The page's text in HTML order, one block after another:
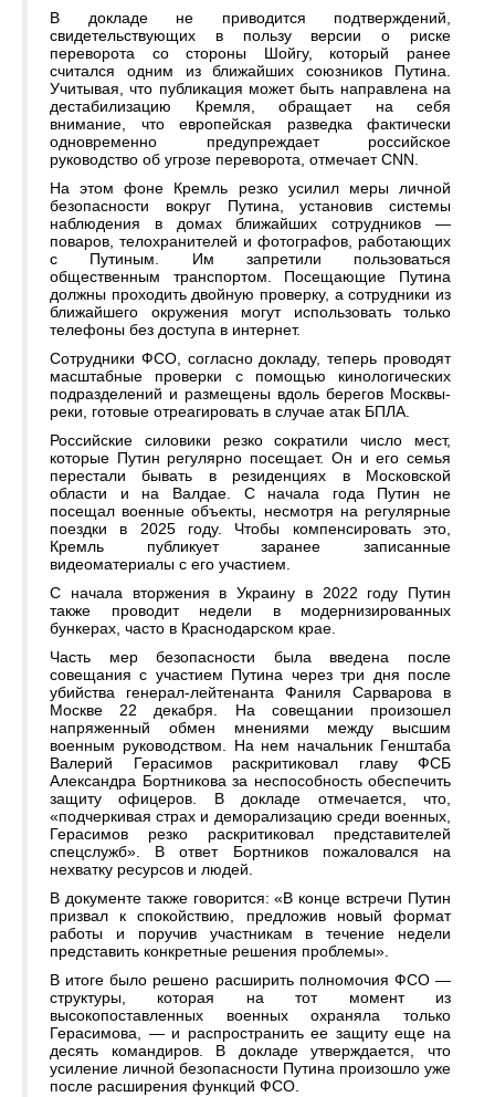
В докладе не приводится подтверждений,
свидетельствующих в пользу версии о риске
переворота со стороны Шойгу, который ранее
считался одним из ближайших союзников Путина.
Учитывая, что публикация может быть направлена на
дестабилизацию Кремля, обращает на себя
внимание, что европейская разведка фактически
одновременно предупреждает российское
руководство об угрозе переворота, отмечает CNN.
На этом фоне Кремль резко усилил меры личной
безопасности вокруг Путина, установив системы
наблюдения в домах ближайших сотрудников —
поваров, телохранителей и фотографов, работающих
с Путиным. Им запретили пользоваться
общественным транспортом. Посещающие Путина
должны проходить двойную проверку, а сотрудники из
ближайшего окружения могут использовать только
телефоны без доступа в интернет.
Сотрудники ФСО, согласно докладу, теперь проводят
масштабные проверки с помощью кинологических
подразделений и размещены вдоль берегов Москвы-
реки, готовые отреагировать в случае атак БПЛА.
Российские силовики резко сократили число мест,
которые Путин регулярно посещает. Он и его семья
перестали бывать в резиденциях в Московской
области и на Валдае. С начала года Путин не
посещал военные объекты, несмотря на регулярные
поездки в 2025 году. Чтобы компенсировать это,
Кремль публикует заранее записанные
видеоматериалы с его участием.
С начала вторжения в Украину в 2022 году Путин
также проводит недели в модернизированных
бункерах, часто в Краснодарском крае.
Часть мер безопасности была введена после
совещания с участием Путина через три дня после
убийства генерал-лейтенанта Фаниля Сарварова в
Москве 22 декабря. На совещании произошел
напряженный обмен мнениями между высшим
военным руководством. На нем начальник Генштаба
Валерий Герасимов раскритиковал главу ФСБ
Александра Бортникова за неспособность обеспечить
защиту офицеров. В докладе отмечается, что,
«подчеркивая страх и деморализацию среди военных,
Герасимов резко раскритиковал представителей
спецслужб». В ответ Бортников пожаловался на
нехватку ресурсов и людей.
В документе также говорится: «В конце встречи Путин
призвал к спокойствию, предложив новый формат
работы и поручив участникам в течение недели
представить конкретные решения проблемы».
В итоге было решено расширить полномочия ФСО —
структуры, которая на тот момент из
высокопоставленных военных охраняла только
Герасимова, — и распространить ее защиту еще на
десять командиров. В докладе утверждается, что
усиление личной безопасности Путина произошло уже
после расширения функций ФСО.